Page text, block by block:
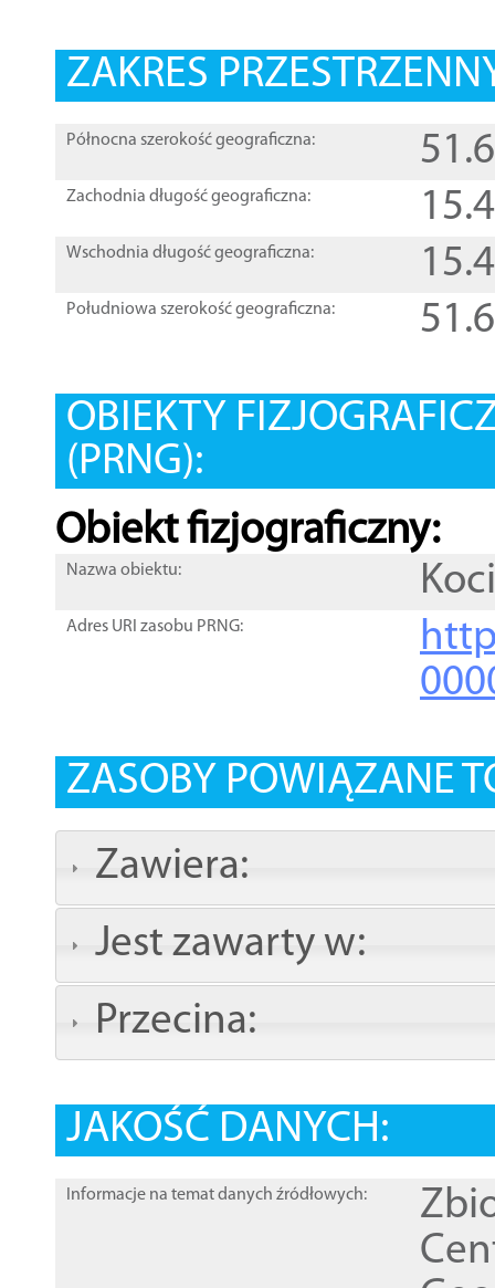
ZAKRES
Północna szerokość geograficzna:
Zachodnia długość geograficzna:
Wschodnia długość geograficzna:
Południowa szerokość geograficzna:
OBIEKTY
(PRNG):
Obiekt fizjograficzny:
Nazwa obiektu:
Adres URI zasobu PRNG:
ZASOBY POWIĄZANE
Zawiera:
Jest zawarty w:
Przecina:
JAKOŚĆ DANYCH:
Informacje na temat danych źródłowych: